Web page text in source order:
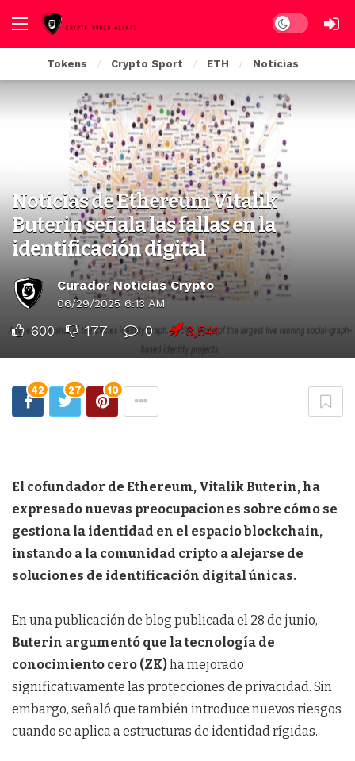
Dark mode
Tokens Crypto Sport ETH Noticias
NOTICIAS ETHEREUM
Noticias de Ethereum Vitalik
Buterin señala las fallas en la
identificación digital
Curador Noticias Crypto
06/29/2025 6:13 AM
600 177 0 3,541
42 27 10
El cofundador de Ethereum, Vitalik Buterin, ha
expresado nuevas preocupaciones sobre cómo se
gestiona la identidad en el espacio blockchain,
instando a la comunidad cripto a alejarse de
soluciones de identificación digital únicas.
En una publicación de blog publicada el 28 de junio,
Buterin argumentó que la tecnología de
conocimiento cero (ZK)ha mejorado
significativamente las protecciones de privacidad. Sin
embargo, señaló que también introduce nuevos riesgos
cuando se aplica a estructuras de identidad rígidas.